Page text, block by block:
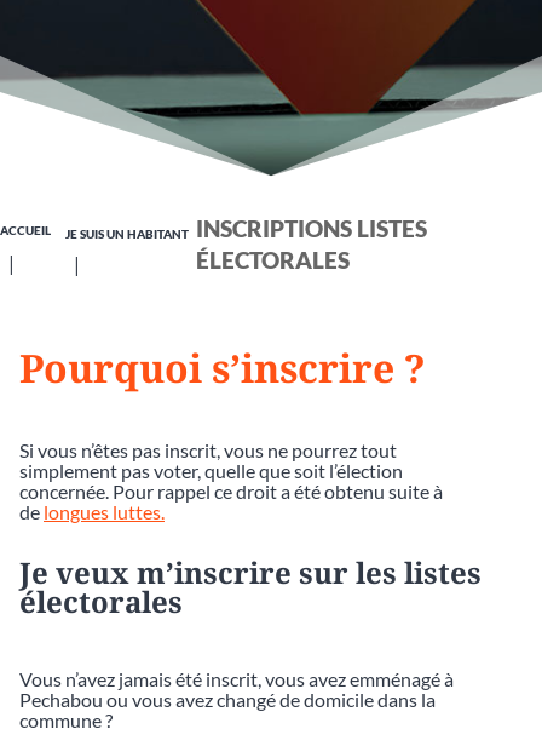
ACCUEIL JE SUIS UN HABITANT
INSCRIPTIONS LISTES
ÉLECTORALES
Pourquoi s’inscrire ?
Si vous n’êtes pas inscrit, vous ne pourrez tout
simplement pas voter, quelle que soit l’élection
concernée. Pour rappel ce droit a été obtenu suite à
de longues luttes.
Je veux m’inscrire sur les listes
électorales
Vous n’avez jamais été inscrit, vous avez emménagé à
Pechabou ou vous avez changé de domicile dans la
commune ?